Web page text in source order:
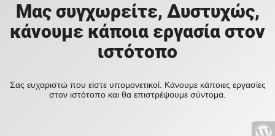
Μας συγχωρείτε, Δυστυχώς,
κάνουμε κάποια εργασία στον
ιστότοπο
Σας ευχαριστώ που είστε υπομονετικοί. Κάνουμε κάποιες εργασίες
στον ιστότοπο και θα επιστρέψουμε σύντομα.